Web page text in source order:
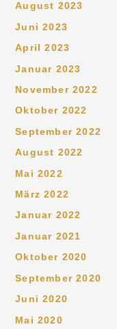
August 2023
Juni 2023
April 2023
Januar 2023
November 2022
Oktober 2022
September 2022
August 2022
Mai 2022
März 2022
Januar 2022
Januar 2021
Oktober 2020
September 2020
Juni 2020
Mai 2020